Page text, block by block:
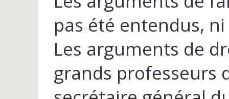
pas été entendus,
Les arguments de
grands professeurs